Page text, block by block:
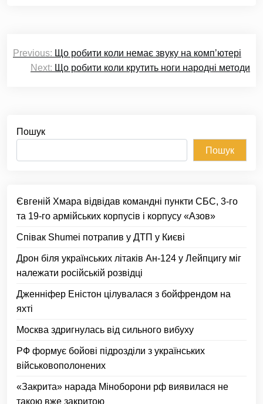
записів
Previous: Що робити коли немає звуку на компʼютері
Next: Що робити коли крутить ноги народні методи
Пошук
Пошук
Євгеній Хмара відвідав командні пункти СБС, 3-го
та 19-го армійських корпусів і корпусу «Азов»
Співак Shumei потрапив у ДТП у Києві
Дрон біля українських літаків Ан-124 у Лейпцигу міг
належати російській розвідці
Дженніфер Еністон цілувалася з бойфрендом на
яхті
Москва здригнулась від сильного вибуху
РФ формує бойові підрозділи з українських
військовополонених
«Закрита» нарада Міноборони рф виявилася не
такою вже закритою